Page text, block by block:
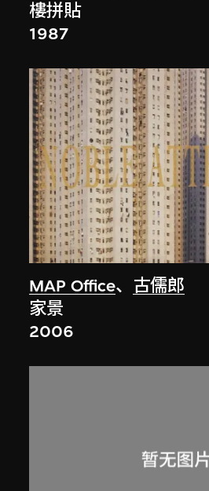
樓拼貼
1987
MAP Office、 古儒郎
家景
2006